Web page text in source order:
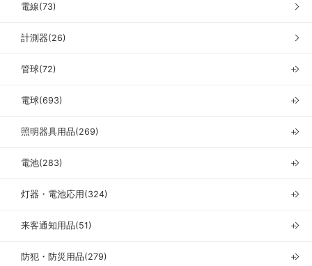
電線(73)
計測器(26)
管球(72) ＋
電球(693) ＋
照明器具用品(269) ＋
電池(283) ＋
灯器・電池応用(324) ＋
来客通知用品(51) ＋
防犯・防災用品(279) ＋